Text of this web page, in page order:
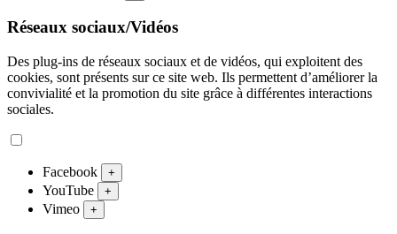
Réseaux sociaux/Vidéos
Des plug-ins de réseaux sociaux et de vidéos, qui exploitent des
cookies, sont présents sur ce site web. Ils permettent d’améliorer la
convivialité et la promotion du site grâce à différentes interactions
sociales.
Facebook +
YouTube +
Vimeo +